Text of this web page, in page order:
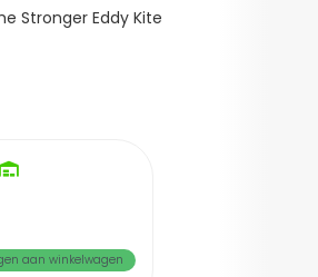
is:€14,95.
Stronger Eddy Kite
aan winkelwagen